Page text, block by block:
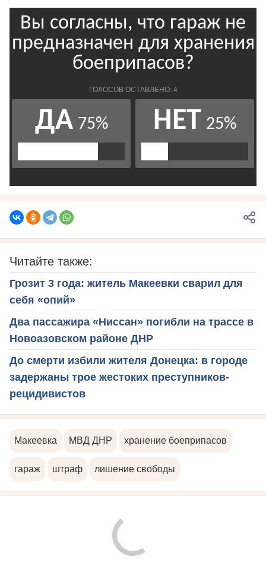
Читайте также:
Грозит 3 года: житель Макеевки сварил для
себя «опий»
Два пассажира «Ниссан» погибли на трассе в
Новоазовском районе ДНР
До смерти избили жителя Донецка: в городе
задержаны трое жестоких преступников-
рецидивистов
Макеевка МВД ДНР хранение боеприпасов
гараж штраф лишение свободы